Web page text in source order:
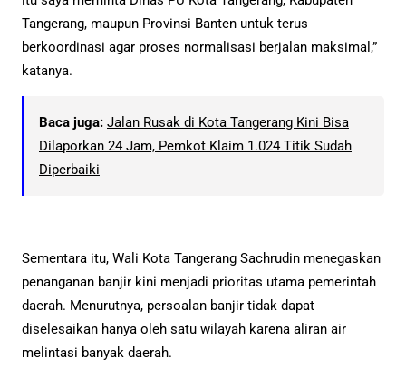
Tangerang, maupun Provinsi Banten untuk terus
berkoordinasi agar proses normalisasi berjalan maksimal,”
katanya.
Baca juga: Jalan Rusak di Kota Tangerang Kini Bisa
Dilaporkan 24 Jam, Pemkot Klaim 1.024 Titik Sudah
Diperbaiki
Sementara itu, Wali Kota Tangerang Sachrudin menegaskan
penanganan banjir kini menjadi prioritas utama pemerintah
daerah. Menurutnya, persoalan banjir tidak dapat
diselesaikan hanya oleh satu wilayah karena aliran air
melintasi banyak daerah.